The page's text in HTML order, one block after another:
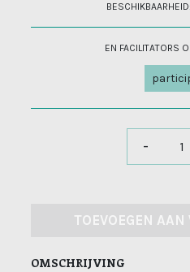
BESCHIKBAARHEID:
EN FACILITATORS
-
TOEVOEGEN
OMSCHRIJVING